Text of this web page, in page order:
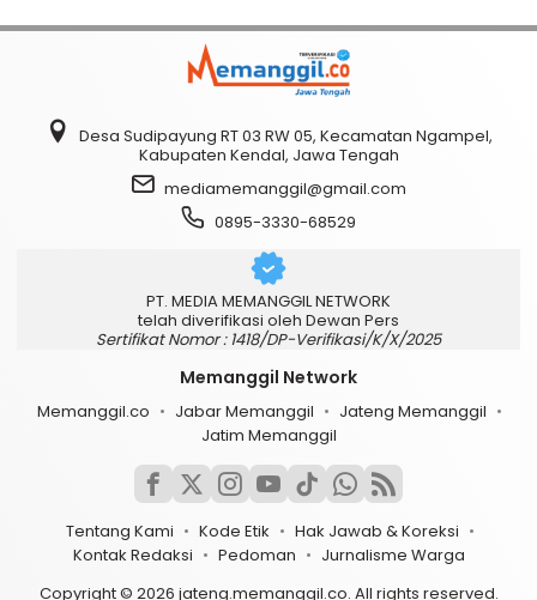
Desa Sudipayung RT 03 RW 05, Kecamatan Ngampel,
Kabupaten Kendal, Jawa Tengah
mediamemanggil@gmail.com
0895-3330-68529
PT. MEDIA MEMANGGIL NETWORK
telah diverifikasi oleh Dewan Pers
Sertifikat Nomor : 1418/DP-Verifikasi/K/X/2025
Memanggil Network
Memanggil.co Jabar Memanggil
Jateng Memanggil
Jatim Memanggil
Tentang Kami Kode Etik
Hak Jawab & Koreksi
Kontak Redaksi
Pedoman
Jurnalisme Warga
Copyright © 2026 jateng.memanggil.co. All rights reserved.